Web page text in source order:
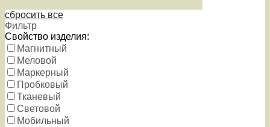
сбросить все
Фильтр
Свойство изделия:
Магнитный
Меловой
Маркерный
Пробковый
Тканевый
Световой
Мобильный